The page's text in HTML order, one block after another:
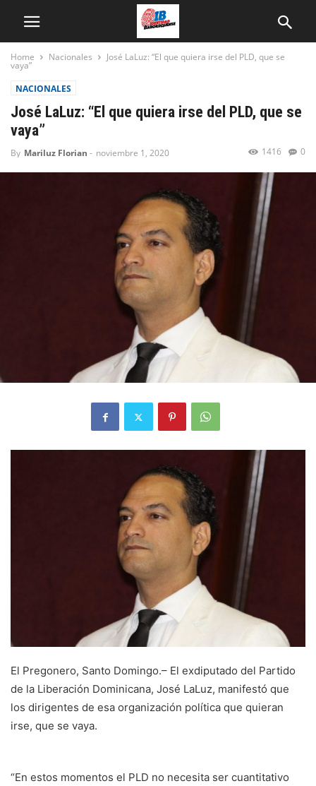
Home Nacionales José LaLuz: “El que quiera irse del PLD, que se
vaya”
NACIONALES
José LaLuz: “El que quiera irse del PLD, que se
vaya”
By Mariluz Florian - noviembre 1, 2020 0
1416
El Pregonero, Santo Domingo.– El exdiputado del Partido
de la Liberación Dominicana, José LaLuz, manifestó que
los dirigentes de esa organización política que quieran
irse, que se vaya.
“En estos momentos el PLD no necesita ser cuantitativo